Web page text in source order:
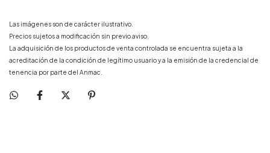
Las imágenes son de carácter ilustrativo.
Precios sujetos a modificación sin previo aviso.
La adquisición de los productos de venta controlada se encuentra sujeta a la
acreditación de la condición de legítimo usuario y a la emisión de la credencial de
tenencia por parte del Anmac.